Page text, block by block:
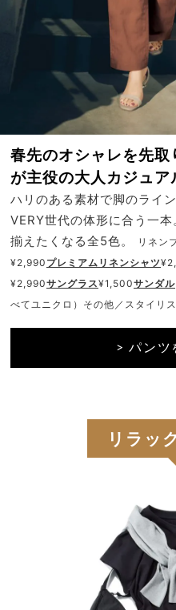
春先のオシャレを先
が主役の大人カジュア
ハリのある素材で脚のライ
VERY世代の体形に合う一
揃えたくなる全5色。
リネン
¥2,990 プレミアムリネンシャツ
¥2,990サングラス¥1,500サンダル
べてユニクロ）その他／スタイリ
> パンツ
リラッ